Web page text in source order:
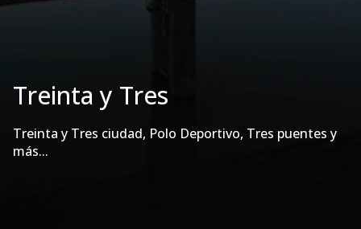
Treinta y Tres
Treinta y Tres ciudad, Polo Deportivo, Tres puentes y
más...